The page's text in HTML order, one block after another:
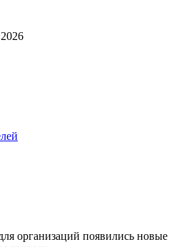
организаций появились новые